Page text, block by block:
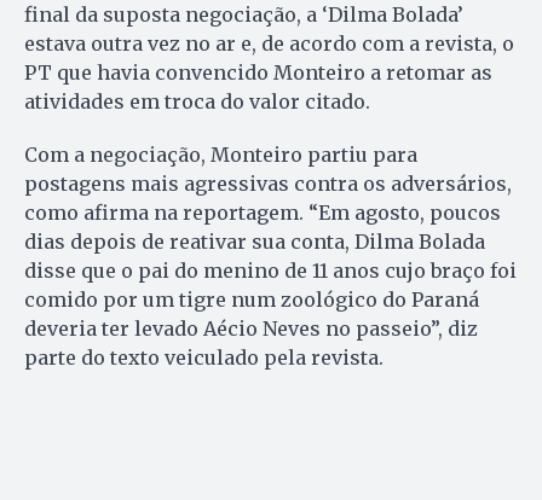
final da suposta negociação, a ‘Dilma Bolada’
estava outra vez no ar e, de acordo com a revista, o
PT que havia convencido Monteiro a retomar as
atividades em troca do valor citado.
Com a negociação, Monteiro partiu para
postagens mais agressivas contra os adversários,
como afirma na reportagem. “Em agosto, poucos
dias depois de reativar sua conta, Dilma Bolada
disse que o pai do menino de 11 anos cujo braço foi
comido por um tigre num zoológico do Paraná
deveria ter levado Aécio Neves no passeio”, diz
parte do texto veiculado pela revista.